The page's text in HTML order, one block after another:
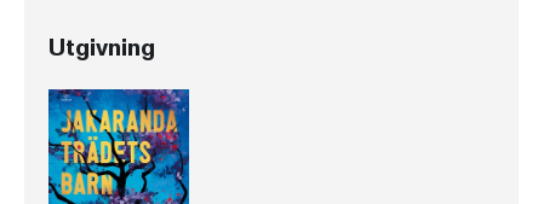
Utgivning